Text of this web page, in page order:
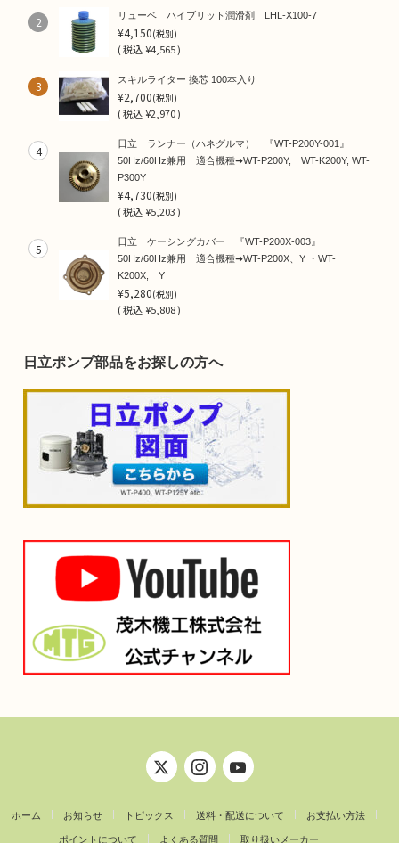
2 リューベ ハイブリット潤滑剤 LHL-X100-7
¥4,150(税別)
(税込¥4,565 )
3 スキルライター 換芯 100本入り
¥2,700(税別)
(税込¥2,970 )
4
日立 ランナー（ハネグルマ） 『WT-P200Y-001』
50Hz/60Hz兼用 適合機種➜WT-P200Y, WT-K200Y, WT-
P300Y
¥4,730(税別)
(税込¥5,203 )
5
日立 ケーシングカバー 『WT-P200X-003』
50Hz/60Hz兼用 適合機種➜WT-P200X、Y ・WT-
K200X, Y
¥5,280(税別)
(税込¥5,808 )
日立ポンプ部品をお探しの方へ
ホーム お知らせ トピックス 送料・配送について お支払い方法
ポイントについて よくある質問 取り扱いメーカー